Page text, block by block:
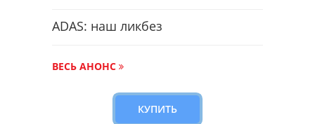
ADAS: наш ликбез
ВЕСЬ АНОНС
КУПИТЬ